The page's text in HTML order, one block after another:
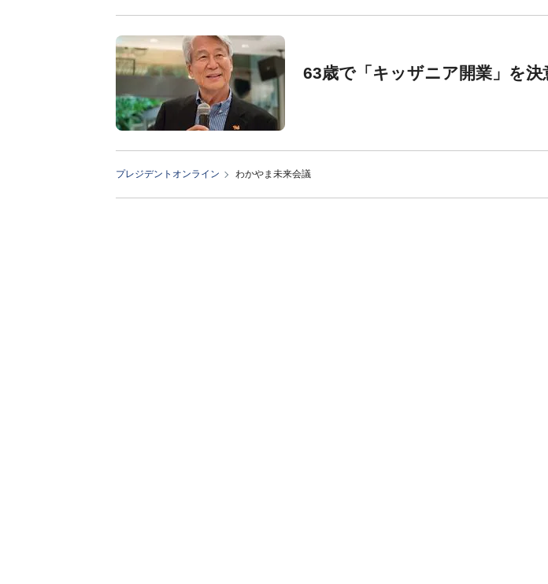
63歳で「キッザニア開業」を決
プレジデントオンライン わかやま未来会議